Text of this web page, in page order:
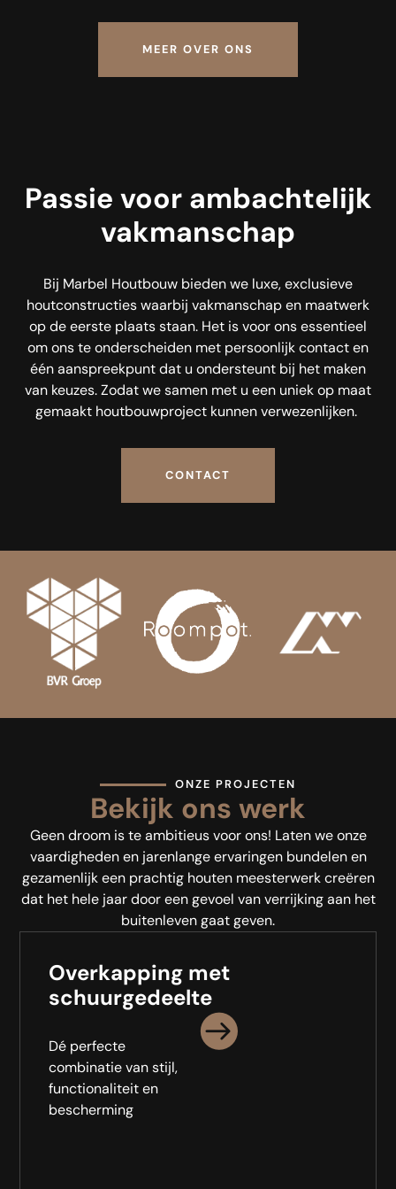
MEER OVER ONS
Passie voor ambachtelijk
vakmanschap
Bij Marbel Houtbouw bieden we luxe, exclusieve
houtconstructies waarbij vakmanschap en maatwerk
op de eerste plaats staan. Het is voor ons essentieel
om ons te onderscheiden met persoonlijk contact en
één aanspreekpunt dat u ondersteunt bij het maken
van keuzes. Zodat we samen met u een uniek op maat
gemaakt houtbouwproject kunnen verwezenlijken.
CONTACT
ONZE PROJECTEN
Bekijk ons werk
Geen droom is te ambitieus voor ons! Laten we onze
vaardigheden en jarenlange ervaringen bundelen en
gezamenlijk een prachtig houten meesterwerk creëren
dat het hele jaar door een gevoel van verrijking aan het
buitenleven gaat geven.
Overkapping met
schuurgedeelte
Dé perfecte
combinatie van stijl,
functionaliteit en
bescherming